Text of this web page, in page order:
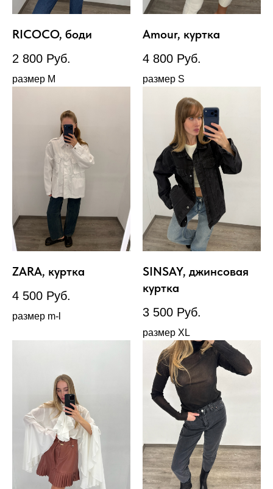
RICOCO, боди
2 800 Руб.
размер М
Amour, куртка
4 800 Руб.
размер S
ZARA, куртка
4 500 Руб.
размер m-l
SINSAY, джинсовая
куртка
3 500 Руб.
размер XL